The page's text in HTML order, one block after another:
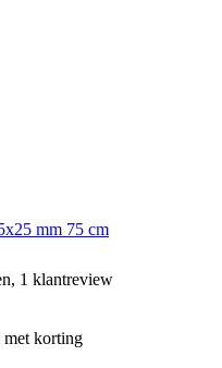
mm 75 cm
1 klantreview
met korting